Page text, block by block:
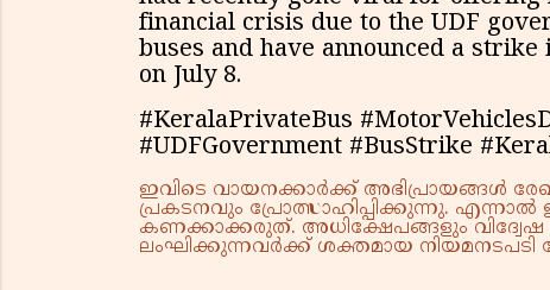
financial crisis due to the UDF
buses and have announced a
on July 8.
#KeralaPrivateBus
#UDFGovernment #BusStrike
ഇവിടെ വായനക്കാർക്ക് അഭിപ്രായങ്ങൾ
പ്രകടനവും പ്രോത്സാഹിപ്പിക്കുന്നു.
കണക്കാക്കരുത്. അധിക്ഷേപങ്ങളും വിദ്വേഷ
ലംഘിക്കുന്നവർക്ക് ശക്തമായ നിയമനടപടി